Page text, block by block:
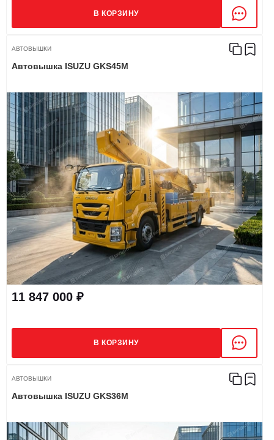
В КОРЗИНУ
АВТОВЫШКИ
Автовышка ISUZU GKS45M
11 847 000 ₽
В КОРЗИНУ
АВТОВЫШКИ
Автовышка ISUZU GKS36M